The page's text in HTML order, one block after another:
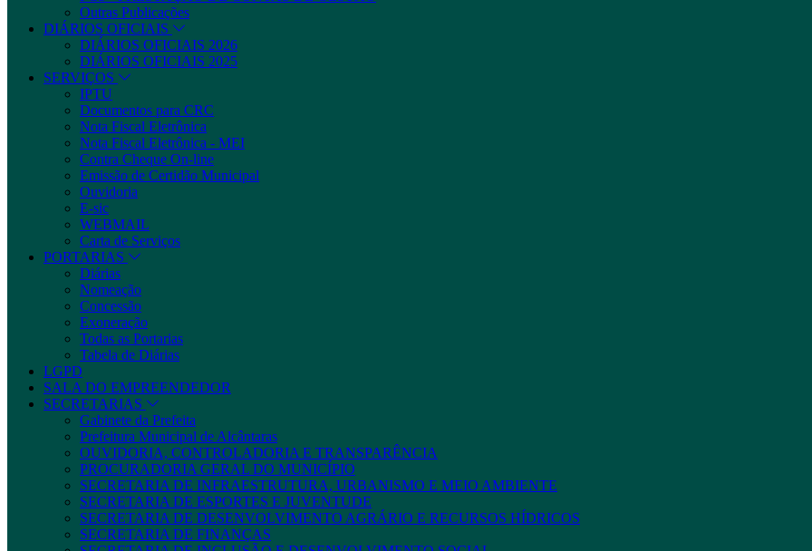
Outras Publicações
DIÁRIOS OFICIAIS
DIÁRIOS OFICIAIS 2026
DIÁRIOS OFICIAIS 2025
SERVIÇOS
IPTU
Documentos para CRC
Nota Fiscal Eletrônica
Nota Fiscal Eletrônica - MEI
Contra Cheque On-line
Emissão de Certidão Municipal
Ouvidoria
E-sic
WEBMAIL
Carta de Serviços
PORTARIAS
Diárias
Nomeação
Concessão
Exoneração
Todas as Portarias
Tabela de Diárias
LGPD
SALA DO EMPREENDEDOR
SECRETARIAS
Gabinete da Prefeita
Prefeitura Municipal de Alcântaras
OUVIDORIA, CONTROLADORIA E TRANSPARÊNCIA
PROCURADORIA GERAL DO MUNICÍPIO
SECRETARIA DE INFRAESTRUTURA, URBANISMO E MEIO AMBIENTE
SECRETARIA DE ESPORTES E JUVENTUDE
SECRETARIA DE DESENVOLVIMENTO AGRÁRIO E RECURSOS HÍDRICOS
SECRETARIA DE FINANÇAS